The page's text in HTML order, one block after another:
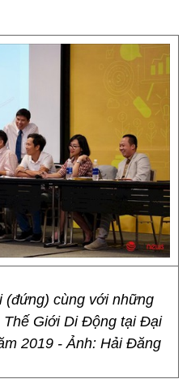
(đứng) cùng với những
Thế Giới Di Động tại Đại
2019 - Ảnh: Hải Đăng